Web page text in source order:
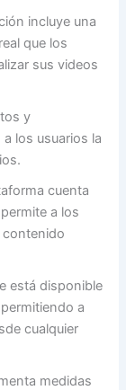
incluye una
que los
sus videos
y
los usuarios la
cuenta
a los
contenido
está disponible
a
cualquier
medidas